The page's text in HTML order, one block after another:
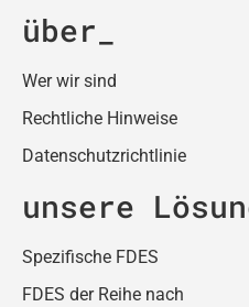
über
Wer wir sind
Rechtliche Hinweise
Datenschutzrichtlinie
unsere
Spezifische FDES
FDES der Reihe nach